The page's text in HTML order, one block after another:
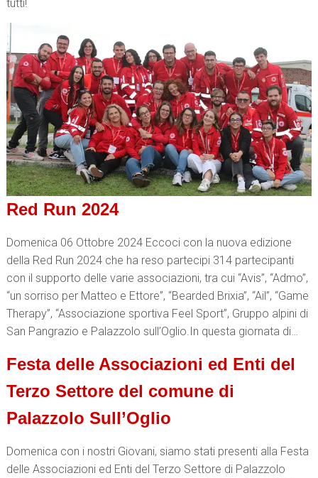
tutti!
Red Run 2024
Domenica 06 Ottobre 2024 Eccoci con la nuova edizione
della Red Run 2024 che ha reso partecipi 314 partecipanti
con il supporto delle varie associazioni, tra cui “Avis”, “Admo”,
“un sorriso per Matteo e Ettore”, “Bearded Brixia”, “Ail”, “Game
Therapy”, “Associazione sportiva Feel Sport”, Gruppo alpini di
San Pangrazio e Palazzolo sull’Oglio.In questa giornata di…
Festa delle Associazioni ed Enti del
Terzo Settore del comune di
Palazzolo Sull’Oglio
Domenica con i nostri Giovani, siamo stati presenti alla Festa
delle Associazioni ed Enti del Terzo Settore di Palazzolo